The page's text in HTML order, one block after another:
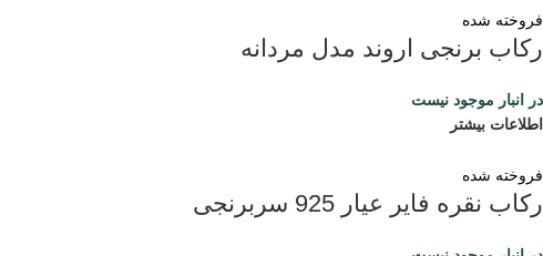
فروخته شده
رکاب برنجی اروند مدل مردانه
در انبار موجود نیست
اطلاعات بیشتر
فروخته شده
رکاب نقره فایر عیار 925 سربرنجی